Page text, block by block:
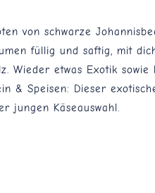
von schwarze
füllig und saftig, mit
Wieder etwas Exotik sowie
& Speisen: Dieser
jungen Käseauswahl.